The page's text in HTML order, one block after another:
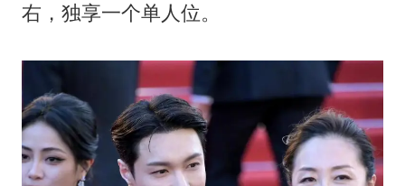
右，独享一个单人位。